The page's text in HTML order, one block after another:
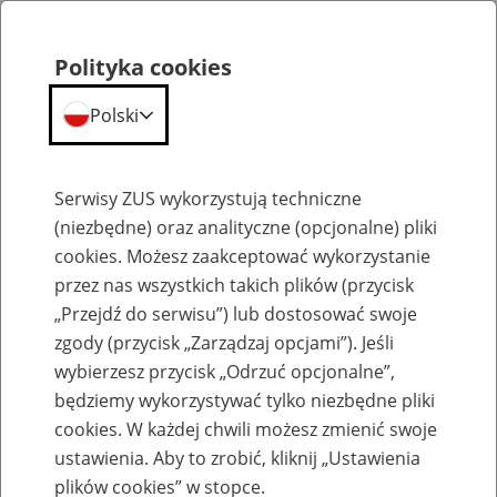
Emerytury
Baza zlikwidowanych lub
przekształconych zakładów pracy
Polityka cookies
Polski
Serwisy ZUS wykorzystują techniczne
(niezbędne) oraz analityczne (opcjonalne) pliki
cookies. Możesz zaakceptować wykorzystanie
przez nas wszystkich takich plików (przycisk
„Przejdź do serwisu”) lub dostosować swoje
zgody (przycisk „Zarządzaj opcjami”). Jeśli
wybierzesz przycisk „Odrzuć opcjonalne”,
będziemy wykorzystywać tylko niezbędne pliki
cookies. W każdej chwili możesz zmienić swoje
ustawienia. Aby to zrobić, kliknij „Ustawienia
plików cookies” w stopce.